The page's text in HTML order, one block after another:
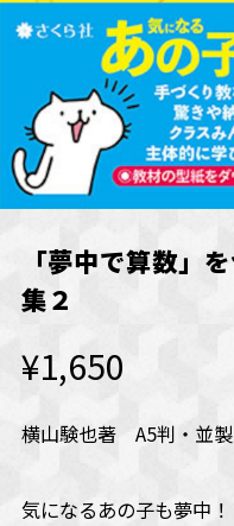
「夢中で算数」
集２
¥1,650
横山験也著 A5判・並
気になるあの子も夢中！